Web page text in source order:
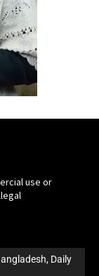
use or
Daily